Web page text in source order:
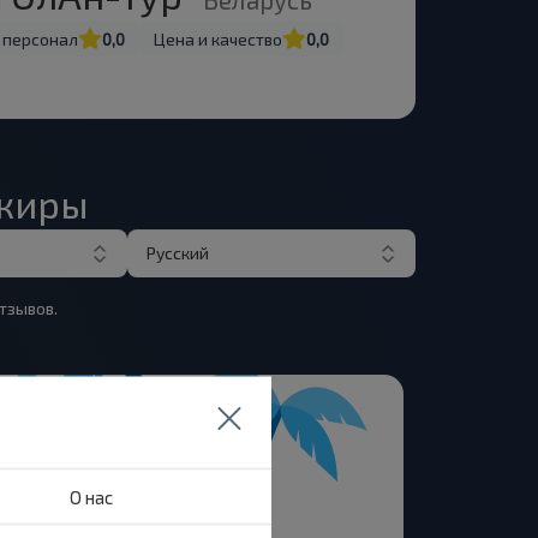
0,0 Цена и качество
0,0
Русский
О нас